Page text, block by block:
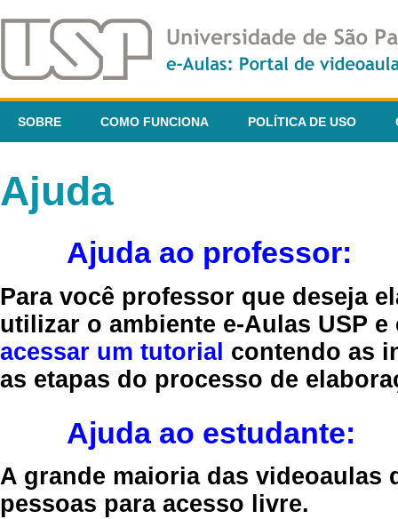
SOBRE COMO FUNCIONA POLÍTICA DE USO
Ajuda
Ajuda ao professor:
Para você professor que deseja
utilizar o ambiente e-Aulas USP
acessar um tutorial contendo as
as etapas do processo de
Ajuda ao estudante:
A grande maioria das videoaulas
pessoas para acesso livre.